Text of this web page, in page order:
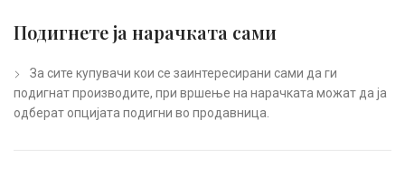
Подигнете ја нарачката сами
За сите купувачи кои се заинтересирани сами да ги
подигнат производите, при вршење на нарачката можат да ја
одберат опцијата подигни во продавница.